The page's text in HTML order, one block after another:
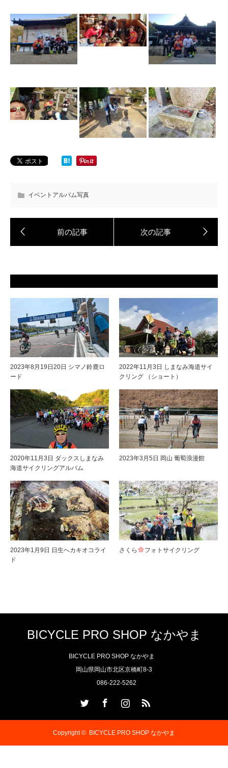
イベントアルバム写真
2023年8月19日20日 シマノ鈴鹿ロ
ード
2022年11月3日 しまなみ海道サイ
クリング （ショート）
2020年11月3日 ダックスしまなみ
海道サイクリングアルバム
2023年3月5日 岡山 葡萄浪漫館
2023年1月9日 日生へカキオコライ
ド
さくら フォトサイクリング
BICYCLE PRO SHOP なかやま
BICYCLE PRO SHOP なかやま
岡山県岡山市北区京橋町8-3
086-222-5262
Copyright © BICYCLE PRO SHOP なかやま